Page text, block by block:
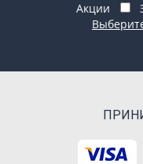
Акции